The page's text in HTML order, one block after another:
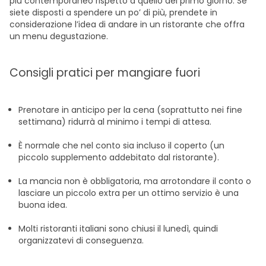
siete disposti a spendere un po’ di più, prendete in
considerazione l’idea di andare in un ristorante che offra
un menu degustazione.
Consigli pratici per mangiare fuori
Prenotare in anticipo per la cena (soprattutto nei fine
settimana) ridurrà al minimo i tempi di attesa.
È normale che nel conto sia incluso il coperto (un
piccolo supplemento addebitato dal ristorante).
La mancia non è obbligatoria, ma arrotondare il conto o
lasciare un piccolo extra per un ottimo servizio è una
buona idea.
Molti ristoranti italiani sono chiusi il lunedì, quindi
organizzatevi di conseguenza.